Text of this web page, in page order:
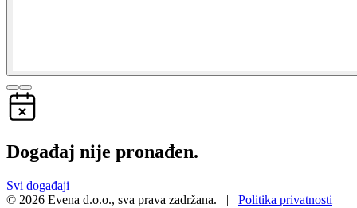
Događaj nije pronađen.
Svi događaji
© 2026 Evena d.o.o., sva prava zadržana. | Politika privatnosti